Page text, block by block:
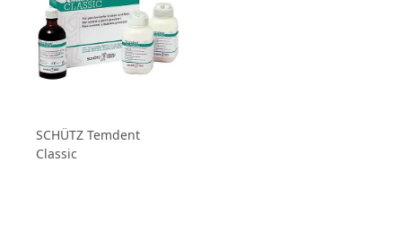
SCHÜTZ Temdent
Classic